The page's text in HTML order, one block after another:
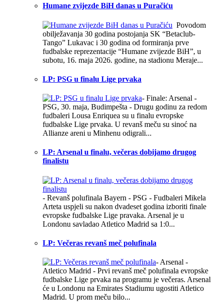
Humane zvijezde BiH danas u Puračiću
Povodom
obilježavanja 30 godina postojanja SK “Betaclub-
Tango” Lukavac i 30 godina od formiranja prve
fudbalske reprezentacije “Humane zvijezde BiH”, u
subotu, 16. maja 2026. godine, na stadionu Meraje...
LP: PSG u finalu Lige prvaka
- Finale: Arsenal -
PSG, 30. maja, Budimpešta - Drugu godinu za redom
fudbaleri Lousa Enriquea su u finalu evropske
fudbalske Lige prvaka. U revanš meču su sinoć na
Allianze areni u Minhenu odigrali...
LP: Arsenal u finalu, večeras dobijamo drugog
finalistu
- Revanš polufinala Bayern - PSG - Fudbaleri Mikela
Arteta uspjeli su nakon dvadeset godina izboriti finale
evropske fudbalske Lige pravaka. Arsenal je u
Londonu savladao Atletico Madrid sa 1:0...
LP: Večeras revanš meč polufinala
- Arsenal -
Atletico Madrid - Prvi revanš meč polufinala evropske
fudbalske Lige prvaka na programu je večeras. Arsenal
će u Londonu na Emirates Stadiumu ugostiti Atletico
Madrid. U prom meču bilo...